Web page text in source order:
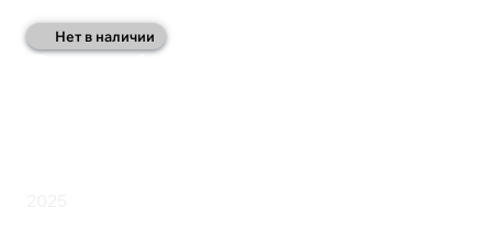
Нет в наличии
Dave the Diver: Ichiban’s